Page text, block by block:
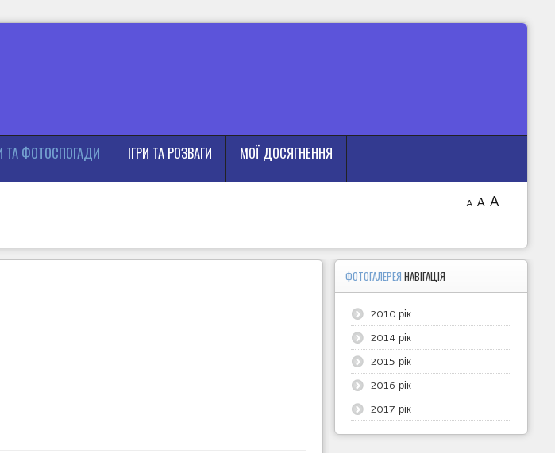
ТА ФОТОСПОГАДИ ІГРИ ТА РОЗВАГИ МОЇ ДОСЯГНЕННЯ
A A A
ФОТОГАЛЕРЕЯНАВІГАЦІЯ
2010 рік
2014 рік
2015 рік
2016 рік
2017 рік